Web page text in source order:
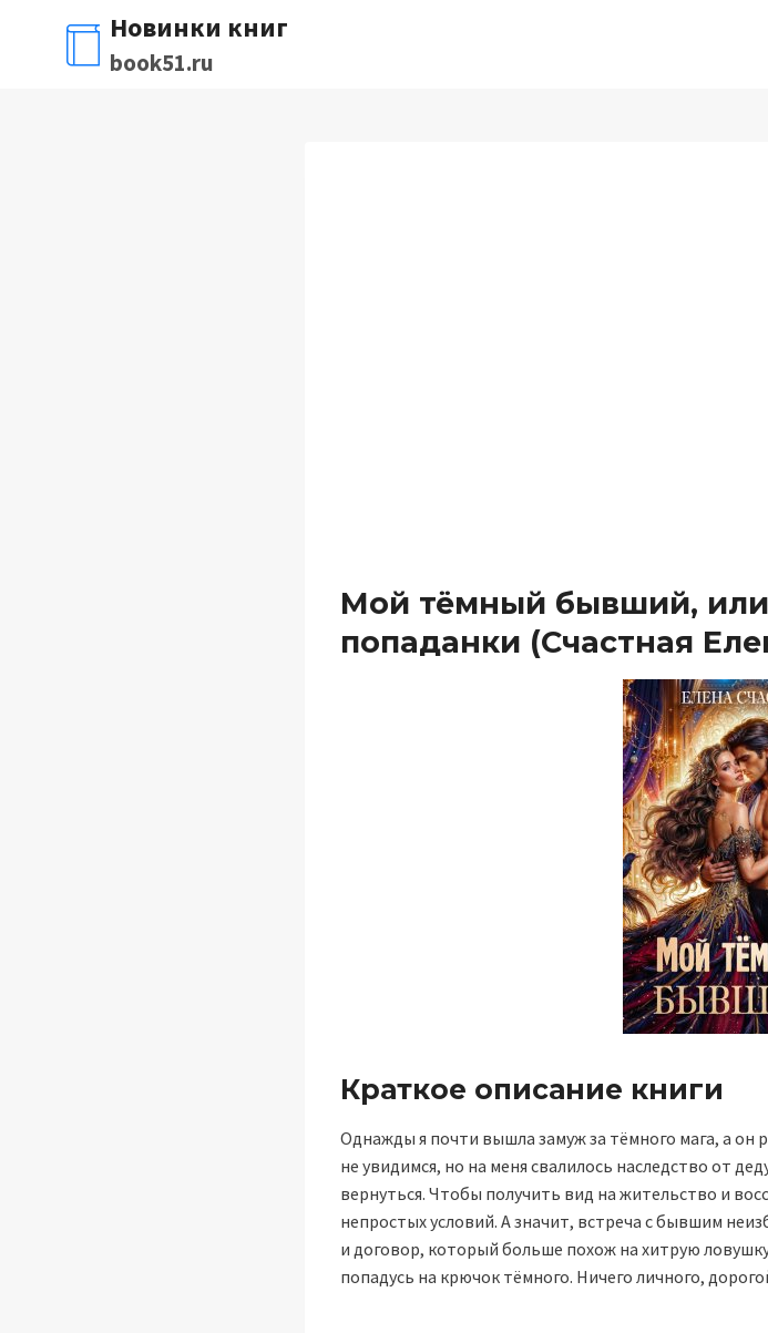
содержимому
Новинки книг
book51.ru
Мой тёмный бывший,
попаданки (Счастная
Краткое описание книги
Однажды я почти вышла замуж за тёмного мага, а он
не увидимся, но на меня свалилось наследство от
вернуться. Чтобы получить вид на жительство и
непростых условий. А значит, встреча с бывшим
и договор, который больше похож на хитрую
попадусь на крючок тёмного. Ничего личного,